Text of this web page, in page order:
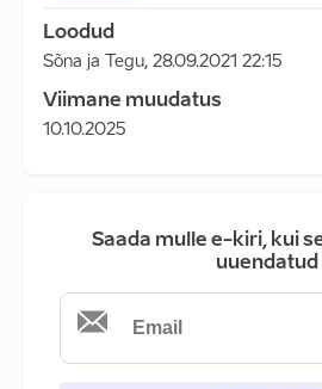
Loodud
Sõna ja Tegu, 28.09.2021 22:15
Viimane muudatus
10.10.2025
Saada mulle e-kiri, kui
uuendatud